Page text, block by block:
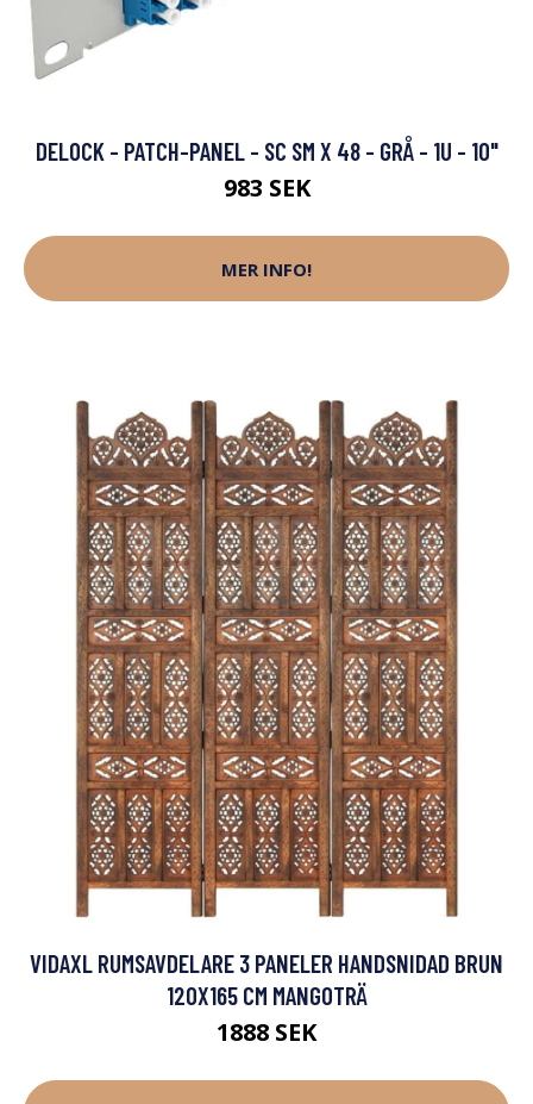
DELOCK - PATCH-PANEL - SC SM X 48 - GRÅ - 1U - 10"
983 SEK
MER INFO!
VIDAXL RUMSAVDELARE 3 PANELER HANDSNIDAD BRUN
120X165 CM MANGOTRÄ
1888 SEK